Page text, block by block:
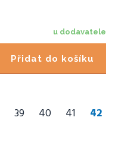
u dodavatele
Přidat do košíku
39 40 41 42